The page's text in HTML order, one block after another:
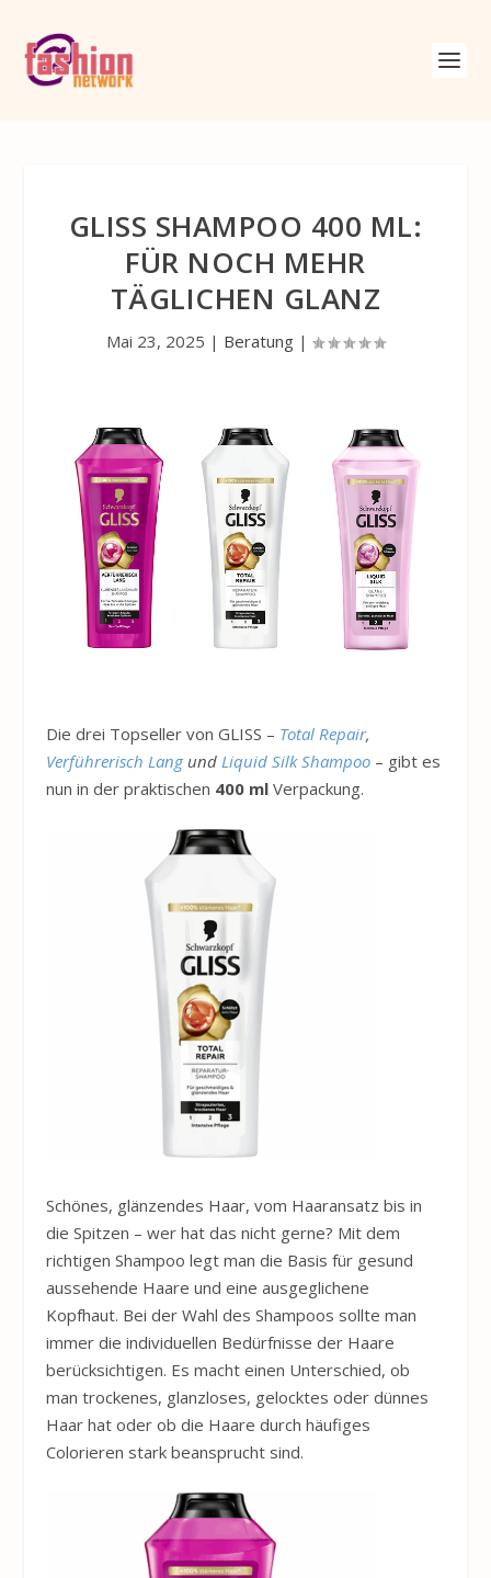
GLISS SHAMPOO 400 ML:
FÜR NOCH MEHR
TÄGLICHEN GLANZ
Mai 23, 2025 | Beratung |
Die drei Topseller von GLISS – Total Repair,
Verführerisch Langund Liquid Silk Shampoo – gibt es
nun in der praktischen 400 ml Verpackung.
Schönes, glänzendes Haar, vom Haaransatz bis in
die Spitzen – wer hat das nicht gerne? Mit dem
richtigen Shampoo legt man die Basis für gesund
aussehende Haare und eine ausgeglichene
Kopfhaut. Bei der Wahl des Shampoos sollte man
immer die individuellen Bedürfnisse der Haare
berücksichtigen. Es macht einen Unterschied, ob
man trockenes, glanzloses, gelocktes oder dünnes
Haar hat oder ob die Haare durch häufiges
Colorieren stark beansprucht sind.